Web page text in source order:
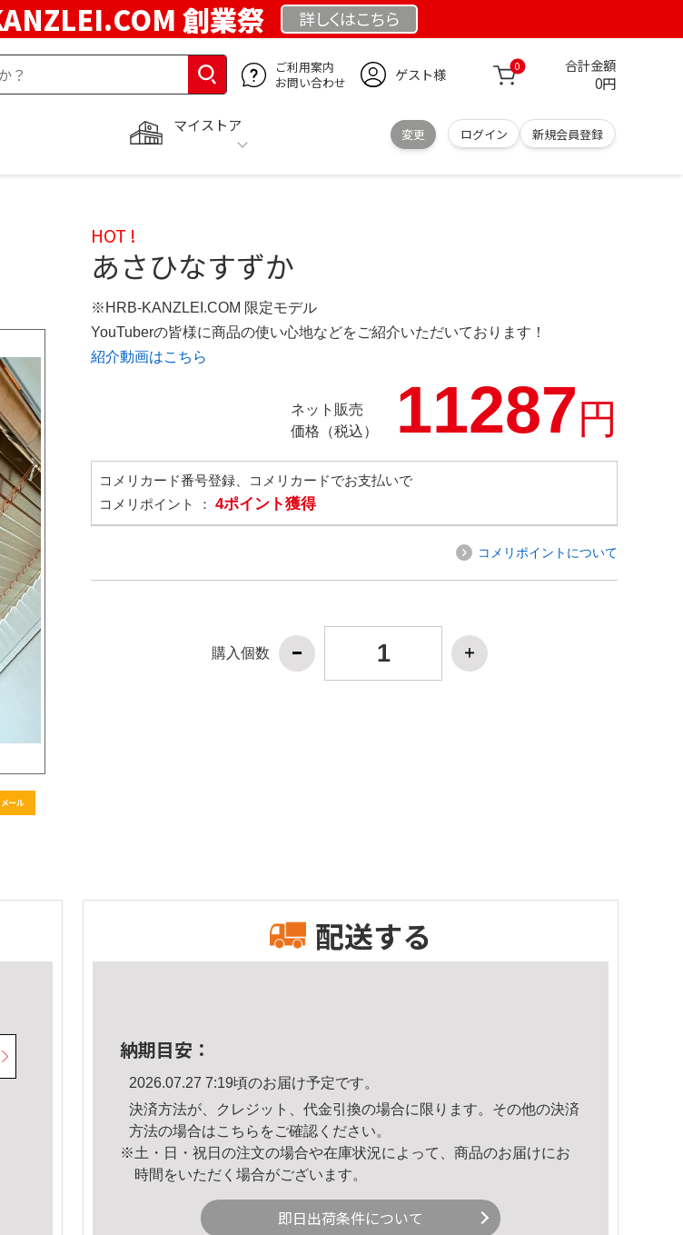
創業祭 詳しくはこちら
ご利用案内
お問い合わせ
ゲスト様 0 合計金額
0円
マイストア
変更 ログイン 新規会員登録
HOT !
あさひなすずか
※HRB-KANZLEI.COM 限定モデル
YouTuberの皆様に商品の使い心地などをご紹介いただいております！
紹介動画はこちら
ネット販売
価格（税込）
11287円
コメリカード番号登録、コメリカードでお支払いで
コメリポイント ： 4ポイント獲得
コメリポイントについて
購入個数
配送する
納期目安：
2026.07.27 7:19頃のお届け予定です。
決済方法が、クレジット、代金引換の場合に限ります。その他の決済
方法の場合はこちら をご確認ください。
※土・日・祝日の注文の場合や在庫状況によって、商品のお届けにお
時間をいただく場合がございます。
即日出荷条件について